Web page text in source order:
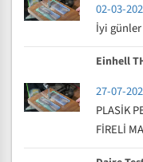
02-03-
İyi günler
Einhell
27-07-
PLASİK
FİRELİ